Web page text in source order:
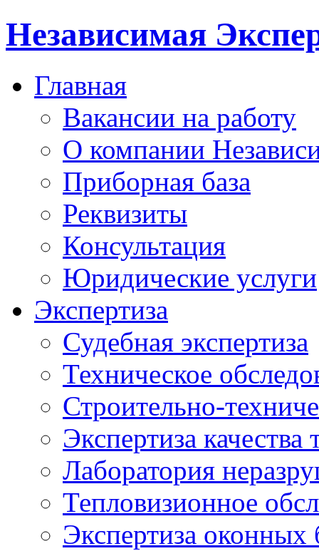
Независимая
Главная
Вакансии на работу
О компании
Приборная база
Реквизиты
Консультация
Юридические услуги
Экспертиза
Судебная экспертиза
Техническое
Строительно-
Экспертиза качества
Лаборатория
Тепловизионное
Экспертиза оконных